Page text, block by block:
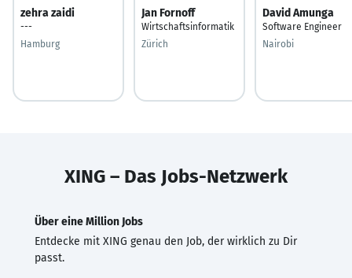
zehra zaidi
---
Hamburg
Jan Fornoff
Wirtschaftsinformatik
Zürich
David Amunga
Software Engineer
Nairobi
XING – Das Jobs-Netzwerk
Über eine Million Jobs
Entdecke mit XING genau den Job, der wirklich zu Dir
passt.